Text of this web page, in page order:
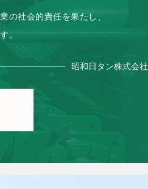
の社会的責任を果たし、
。
昭和日タン株式会社